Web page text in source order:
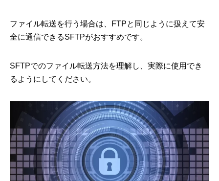
ファイル転送を行う場合は、FTPと同じように扱えて安
全に通信できるSFTPがおすすめです。
SFTPでのファイル転送方法を理解し、実際に使用でき
るようにしてください。